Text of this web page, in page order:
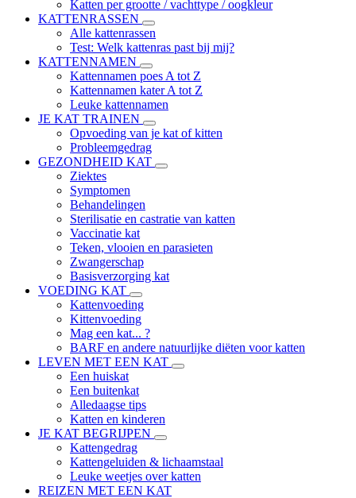
Katten per grootte / vachttype / oogkleur
KATTENRASSEN
Alle kattenrassen
Test: Welk kattenras past bij mij?
KATTENNAMEN
Kattennamen poes A tot Z
Kattennamen kater A tot Z
Leuke kattennamen
JE KAT TRAINEN
Opvoeding van je kat of kitten
Probleemgedrag
GEZONDHEID KAT
Ziektes
Symptomen
Behandelingen
Sterilisatie en castratie van katten
Vaccinatie kat
Teken, vlooien en parasieten
Zwangerschap
Basisverzorging kat
VOEDING KAT
Kattenvoeding
Kittenvoeding
Mag een kat... ?
BARF en andere natuurlijke diëten voor katten
LEVEN MET EEN KAT
Een huiskat
Een buitenkat
Alledaagse tips
Katten en kinderen
JE KAT BEGRIJPEN
Kattengedrag
Kattengeluiden & lichaamstaal
Leuke weetjes over katten
REIZEN MET EEN KAT